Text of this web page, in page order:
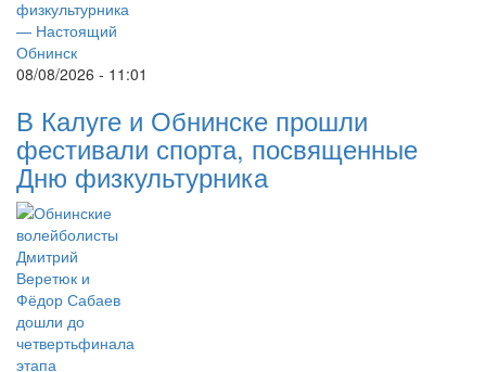
08/08/2026 - 11:01
В Калуге и Обнинске прошли
фестивали спорта, посвященные
Дню физкультурника